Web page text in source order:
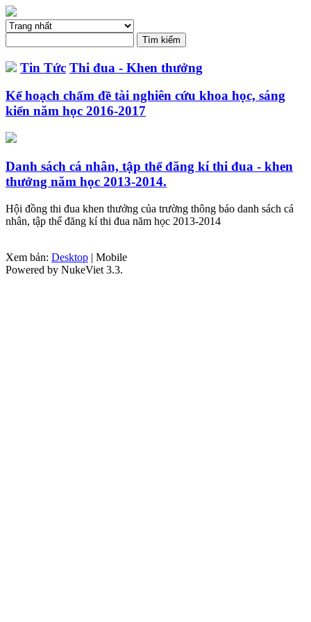
Tin Tức Thi đua - Khen thưởng
Kế hoạch chấm đề tài nghiên cứu khoa học, sáng
kiến năm học 2016-2017
Danh sách cá nhân, tập thể đăng kí thi đua - khen
thưởng năm học 2013-2014.
Hội đồng thi đua khen thưởng của trường thông báo danh sách cá
nhân, tập thể đăng kí thi đua năm học 2013-2014
Xem bản: Desktop | Mobile
Powered by NukeViet 3.3.